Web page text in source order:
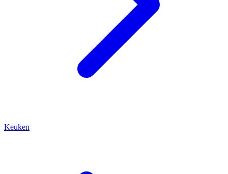
Keuken